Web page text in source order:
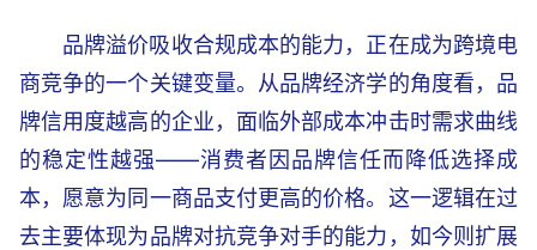
品牌溢价吸收合规成本的能力，正在成为跨境电
商竞争的一个关键变量。从品牌经济学的角度看，品
牌信用度越高的企业，面临外部成本冲击时需求曲线
的稳定性越强——消费者因品牌信任而降低选择成
本，愿意为同一商品支付更高的价格。这一逻辑在过
去主要体现为品牌对抗竞争对手的能力，如今则扩展